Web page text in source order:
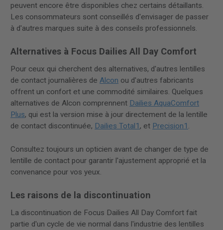
peuvent encore être disponibles chez certains détaillants.
Les consommateurs sont conseillés d'envisager de passer
à d'autres marques suite à des conseils professionnels.
Alternatives à Focus Dailies All Day Comfort
Pour ceux qui cherchent des alternatives, d'autres lentilles
de contact journalières de Alcon ou d'autres fabricants
offrent un confort et une commodité similaires. Quelques
alternatives de Alcon comprennent Dailies AquaComfort
Plus, qui est la version mise à jour directement de la lentille
de contact discontinuée, Dailies Total1 , et Precision1 .
Consultez toujours un opticien avant de changer de type de
lentille de contact pour garantir l'ajustement approprié et la
convenance pour vos yeux.
Les raisons de la discontinuation
La discontinuation de Focus Dailies All Day Comfort fait
partie d'un cycle de vie normal dans l'industrie des lentilles